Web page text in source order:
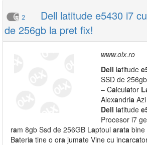
2
Dell latitude e5430 i7
de 256gb la pret fix!
www.olx.ro
Dell latitude
SSD de
– Calculator L
Alexandria
Dell latitude
Procesor i7
ram 8gb Ssd de 256GB Laptoul arata bine
Bateria tine o ora jumate Vine cu incarca